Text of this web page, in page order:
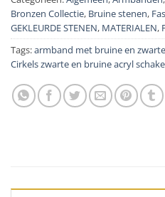
Bronzen Collectie, Bruine stenen,
GEKLEURDE STENEN, MATERIALEN,
Tags:armband met bruine en
Cirkels zwarte en bruine acryl